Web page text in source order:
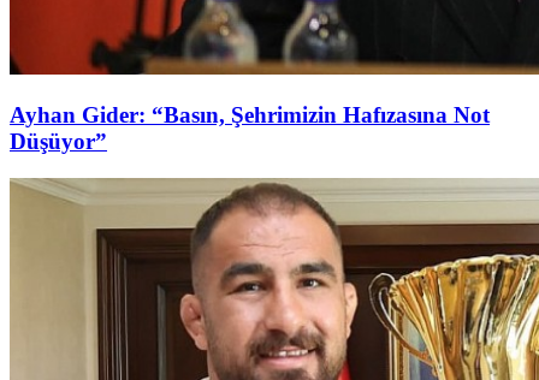
Ayhan Gider: “Basın, Şehrimizin Hafızasına Not
Düşüyor”